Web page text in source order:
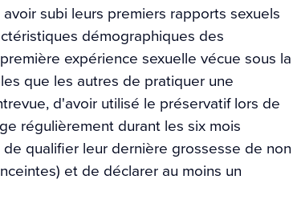
subi leurs premiers rapports sexuels
démographiques des
expérience sexuelle vécue sous la
que les autres de pratiquer une
d'avoir utilisé le préservatif lors de
régulièrement durant les six mois
qualifier leur dernière grossesse de non
et de déclarer au moins un